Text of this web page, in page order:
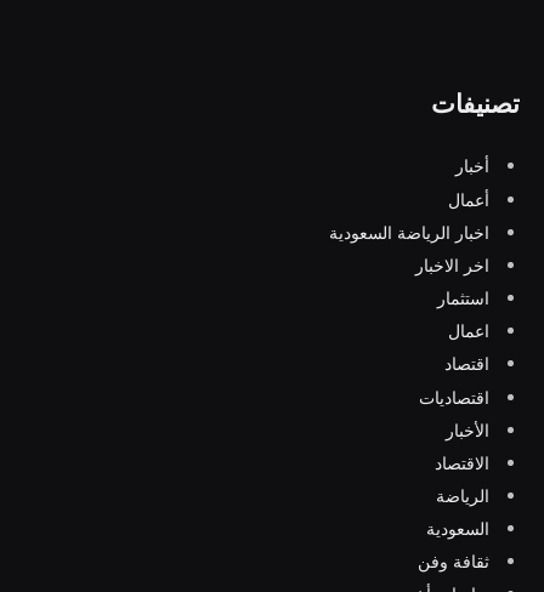
تصنيفات
أخبار
أعمال
اخبار الرياضة السعودية
اخر الاخبار
استثمار
اعمال
اقتصاد
اقتصاديات
الأخبار
الاقتصاد
الرياضة
السعودية
ثقافة وفن